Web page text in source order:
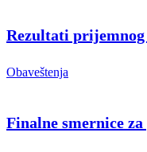
Rezultati
Obaveštenja
Finalne smernice